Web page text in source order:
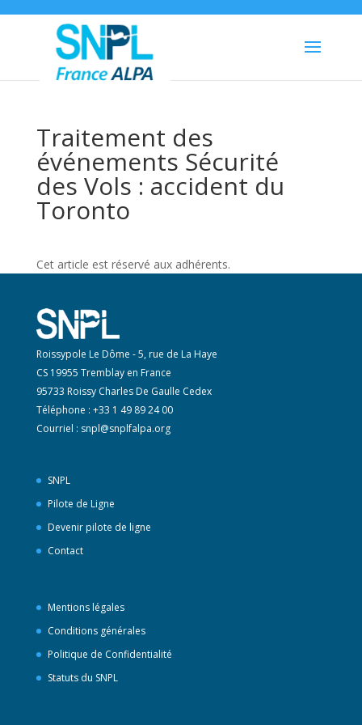
Traitement des
événements Sécurité
des Vols : accident du
Toronto
Cet article est réservé aux adhérents.
Roissypole Le Dôme - 5, rue de La Haye
CS 19955 Tremblay en France
95733 Roissy Charles De Gaulle Cedex
Téléphone : +33 1 49 89 24 00
Courriel : snpl@snplfalpa.org
SNPL
Pilote de Ligne
Devenir pilote de ligne
Contact
Mentions légales
Conditions générales
Politique de Confidentialité
Statuts du SNPL